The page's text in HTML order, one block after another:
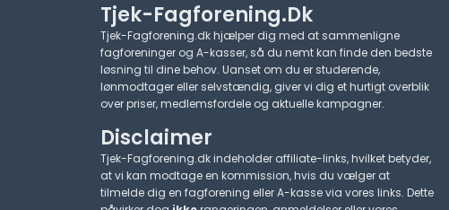
Tjek-Fagforening.dk
Tjek-Fagforening.dk hjælper dig med at sammenligne
fagforeninger og A-kasser, så du nemt kan finde den bedste
løsning til dine behov. Uanset om du er studerende,
lønmodtager eller selvstændig, giver vi dig et hurtigt overblik
over priser, medlemsfordele og aktuelle kampagner.​
Disclaimer
Tjek-Fagforening.dk indeholder affiliate-links, hvilket betyder,
at vi kan modtage en kommission, hvis du vælger at
tilmelde dig en fagforening eller A-kasse via vores links. Dette